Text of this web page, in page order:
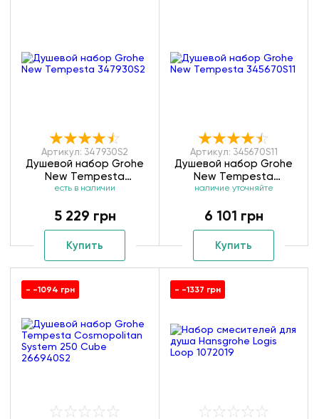
Артикул: 347930S2
Душевой набор Grohe
New Tempesta
347930S2
есть в наличии
5 229 грн
Купить
Артикул: 345670S11
Душевой набор Grohe
New Tempesta
345670S11
наличие уточняйте
6 101 грн
Купить
- -1094 грн - -1337 грн